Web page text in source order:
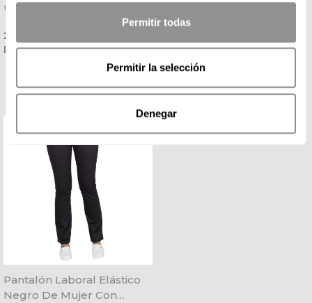
Permitir todas
Permitir la selección
Denegar
Ultraligero Antibacteriano -
Precio
20,25 € + IVA
Disponible 24 / 48 H
Negro De Plana Bielástica
Gary's - Outlet
Pantalón Laboral Elástico
Negro De Mujer Con